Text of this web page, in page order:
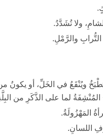
ولا تُشَدَّدُ.
والرَّمْلِ.
ويُنْقَعُ في الخَلِّ، أو يكونُ
المُنْشِفَةُ لما على الذَّكَرِ من
المَهْزُولَةُ.
اللسانِ.